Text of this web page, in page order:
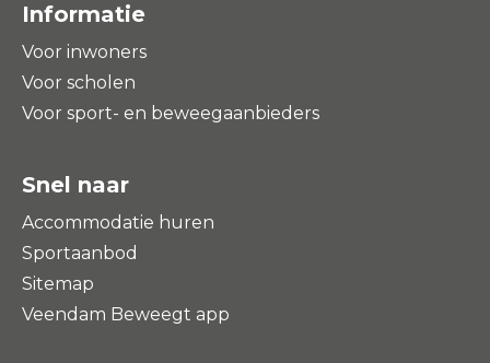
Informatie
Voor inwoners
Voor scholen
Voor sport- en beweegaanbieders
Snel naar
Accommodatie huren
Sportaanbod
Sitemap
Veendam Beweegt app